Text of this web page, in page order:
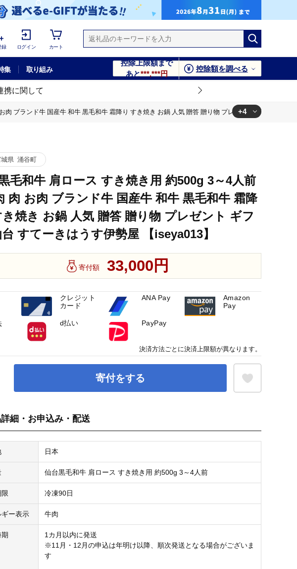
録 ログイン カート
集 取り組み
控除上限額まで
あと***,***円
控除額を調べる
携に関して
ブランド牛 国産牛 和牛 黒毛和牛 霜降り すき焼き お鍋 人気 贈答 贈り物 プレゼント ギフト 仙台
鍋 人気 贈答 贈り物 プレゼント ギフト 仙台 すてーきはうす伊勢屋 【iseya013】
鍋 人気 贈答 贈り物 プレゼント ギフト 仙台 すてーきはうす伊勢屋 【iseya013】
+4
県 涌谷町
毛和牛 肩ロース すき焼き用 約500g 3～4人前
肉 お肉 ブランド牛 国産牛 和牛 黒毛和牛 霜降
き焼き お鍋 人気 贈答 贈り物 プレゼント ギフ
台 すてーきはうす伊勢屋 【iseya013】
寄付額 33,000円
寄付をする
細・お申込み・配送
日本
仙台黒毛和牛 肩ロース すき焼き用 約500g 3～4人前
冷凍90日
ギー表示 牛肉
1カ月以内に発送
※11月・12月の申込は年明け以降、順次発送となる場合がございま
す
クレジット
カード
ANA Pay
Amazon
Pay
d払い PayPay
決済方法ごとに決済上限額が異なります。